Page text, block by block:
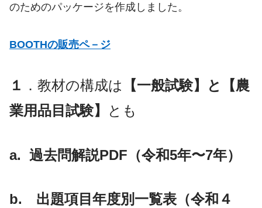
のためのパッケージを作成しました。
BOOTHの販売ペ－ジ
１ ．教材の構成は
【一般試験】と【農
業用品目試験】
とも
a. 過去問解説PDF（令和5年〜7年）
b. 出題項目年度別一覧表（令和４